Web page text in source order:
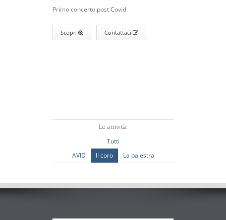
Primo concerto post Covid
Scopri Contattaci
Le attività:
Tutti
AVID
Il coro La palestra